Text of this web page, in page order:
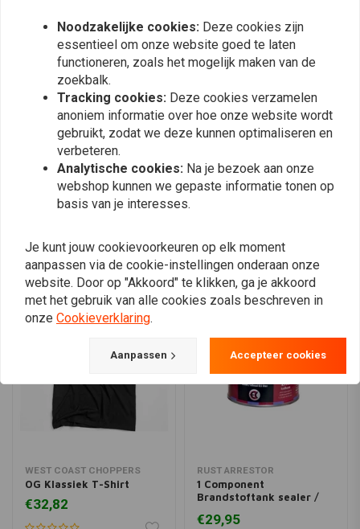
Compatibiliteit:
Model1 (503400):L77-84 Shovelhead (NU)
Model 2 (503390):
48-65 Panhead - Geeft .425 inch kleplift
66-69 Shovelhead (NU) - .405 inch kleplift
Model3 (503395):70-E77 Shovelhead
Plaats ook een review
Vergelijkbare producten
WEST COAST CHOPPERS
OG Klassiek T-Shirt
€32,82
RUST ARRESTOR
1 Component
Brandstoftank sealer /
€29,95
Noodzakelijke cookies: Deze cookies zijn
essentieel om onze website goed te laten
functioneren, zoals het mogelijk maken van de
zoekbalk.
Tracking cookies: Deze cookies verzamelen
anoniem informatie over hoe onze website wordt
gebruikt, zodat we deze kunnen optimaliseren en
verbeteren.
Analytische cookies: Na je bezoek aan onze
webshop kunnen we gepaste informatie tonen op
basis van je interesses.
Je kunt jouw cookievoorkeuren op elk moment
aanpassen via de cookie-instellingen onderaan onze
website. Door op "Akkoord" te klikken, ga je akkoord
met het gebruik van alle cookies zoals beschreven in
onze Cookieverklaring.
Aanpassen Accepteer cookies